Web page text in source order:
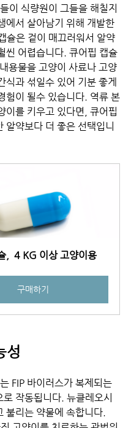
이 식량원이 그들을 해칠지
에서 살아남기 위해 개발한
슐은 겉이 매끄러워서 알약
씬 어렵습니다. 큐어핍 캡슐
용물을 고양이 사료나 고양
식과 섞일수 있어 기분 좋게
험이 될수 있습니다. 역류 본
이를 키우고 있다면, 큐어핍
알약보다 더 좋은 선택입니
,  4 KG 이상 고양이용
구매하기
성
FIP 바이러스가 복제되는
로 작동됩니다. 뉴클레오시
불리는 약물에 속합니다.